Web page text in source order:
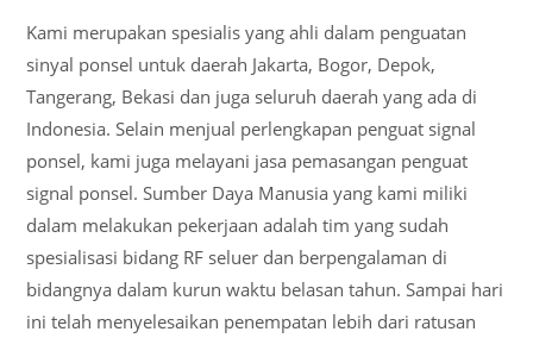
Kami merupakan spesialis yang ahli dalam penguatan
sinyal ponsel untuk daerah Jakarta, Bogor, Depok,
Tangerang, Bekasi dan juga seluruh daerah yang ada di
Indonesia. Selain menjual perlengkapan penguat signal
ponsel, kami juga melayani jasa pemasangan penguat
signal ponsel. Sumber Daya Manusia yang kami miliki
dalam melakukan pekerjaan adalah tim yang sudah
spesialisasi bidang RF seluer dan berpengalaman di
bidangnya dalam kurun waktu belasan tahun. Sampai hari
ini telah menyelesaikan penempatan lebih dari ratusan